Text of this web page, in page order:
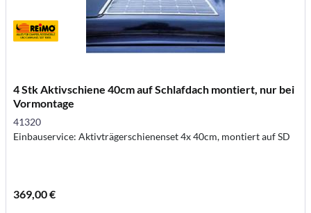
4 Stk Aktivschiene 40cm auf Schlafdach montiert, nur bei
Vormontage
41320
Einbauservice: Aktivträgerschienenset 4x 40cm, montiert auf SD
369,00 €